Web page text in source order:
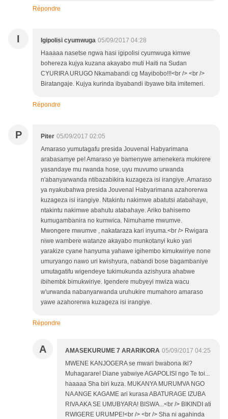
Répondre
I Igipolisi cyumwuga 05/09/2017 04:28
Haaaaa nasetse ngwa hasi igipolisi cyumwuga kimwe
bohereza kujya kuzana akayabo muti Haiti na Sudan
CYURIRA URUGO Nkamabandi cg Mayibobo!!!<br /> <br />
Biratangaje. Kujya kurinda ibyabandi ibyawe bita imitemeri.
Répondre
P Piter 05/09/2017 02:05
Amaraso yumutagafu presida Jouvenal Habyarimana
arabasamye pe! Amaraso ye bamenywe amenekera mukirere
yasandaye mu rwanda hose, uyu muvumo urwanda
n'abanyarwanda ntibazabikira kuzageza isi irangiye. Amaraso
ya nyakubahwa presida Jouvenal Habyarimana azahorerwa
kuzageza isi irangiye. Ntakintu nakimwe abatutsi atabahaye,
ntakintu nakimwe abahutu atabahaye. Ariko bahisemo
kumugambanira no kumwica. Nimuhame mwumve.
Mwongere mwumve , nakataraza kari inyuma.<br /> Rwigara
niwe wambere watanze akayabo munkotanyi kuko yari
yarakize cyane hanyuma yahawe igihembo kimukwiriye none
umuryango nawo uri kwishyura, nabandi bose bagambaniye
umutagatifu wigendeye tukimukunda azishyura ahabwe
ibihembk bimukwiriye. Igendere mubyeyi mwiza wacu
w'urwanda nabanyarwanda uruhukire mumahoro amaraso
yawe azahorerwa kuzageza isi irangiye.
Répondre
A AMASEKURUME 7 ARARIKORA 05/09/2017 04:25
MWENE KANJOGERA se mwari bwabona iki?
Muhagarare! Diane yabwiye AGAPOLISI ngo Te toi...
haaaaa Sha biri kuza. MUKANYA MURUMVA NGO
NA ANGE KAGAME ari kurasa ABATURAGE IZUBA
RIVA AKA SE UMUBYARA! BISWA...<br /> BIKINDI ati
RWIGERE URUMPE!<br /> <br /> Sha ni agahinda